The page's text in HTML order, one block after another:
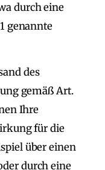
durch eine
genannte
des
gemäß Art.
Ihre
für die
über einen
durch eine